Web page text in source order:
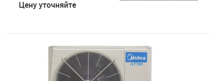
Цену уточняйте